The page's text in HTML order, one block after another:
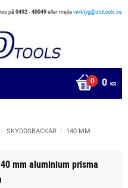
på0492 - 40049eller mejlaverktyg@otdtools.se
0 KR
SKYDDSBACKAR 140 MM
mm aluminium prisma